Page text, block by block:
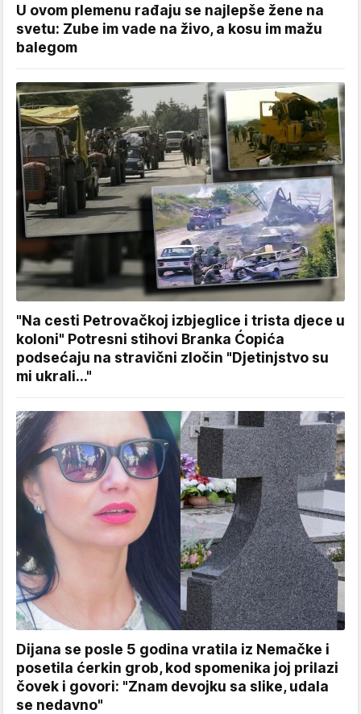
U ovom plemenu rađaju se najlepše žene na
svetu: Zube im vade na živo, a kosu im mažu
balegom
"Na cesti Petrovačkoj izbjeglice i trista djece u
koloni" Potresni stihovi Branka Ćopića
podsećaju na stravični zločin "Djetinjstvo su
mi ukrali..."
Dijana se posle 5 godina vratila iz Nemačke i
posetila ćerkin grob, kod spomenika joj prilazi
čovek i govori: "Znam devojku sa slike, udala
se nedavno"